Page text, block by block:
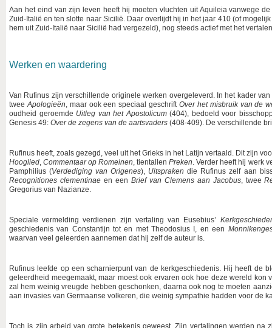
Aan het eind van zijn leven heeft hij moeten vluchten uit Aquileia vanwege
Zuid-Italië en ten slotte naar Sicilië. Daar overlijdt hij in het jaar 410 (of
hem uit Zuid-Italië naar Sicilië had vergezeld), nog steeds actief met het
Werken en waardering
Van Rufinus zijn verschillende originele werken overgeleverd. In het kader
tweeApologieën, maar ook een speciaal geschriftOver het misbruik van de
oudheid geroemde Uitleg van het Apostolicum(404), bedoeld voor
Genesis 49: Over de zegens van de aartsvaders (408-409). De verschillende
Rufinus heeft, zoals gezegd, veel uit het Grieks in het Latijn vertaald. Dit zijn
Hooglied,Commentaar op Romeinen, tientallenPreken. Verder heeft hij werk
Pamphilius (Verdediging van Origenes), Uitspraken die Rufinus zelf aan
Recognitiones clementinaeen een Brief van Clemens aan Jacobus, twee
Gregorius van Nazianze.
Speciale vermelding verdienen zijn vertaling van Eusebius’
geschiedenis van Constantijn tot en met Theodosius I, en een
waarvan veel geleerden aannemen dat hij zelf de auteur is.
Rufinus leefde op een scharnierpunt van de kerkgeschiedenis. Hij heeft de
geleerdheid meegemaakt, maar moest ook ervaren ook hoe deze wereld kon
zal hem weinig vreugde hebben geschonken, daarna ook nog te moeten
aan invasies van Germaanse volkeren, die weinig sympathie hadden voor de
Toch is zijn arbeid van grote betekenis geweest. Zijn vertalingen werden na